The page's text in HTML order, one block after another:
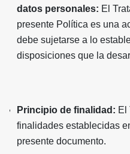
datos personales: El
presente Política es una
debe sujetarse a lo
disposiciones que la
Principio de finalidad: El
finalidades establecidas
presente documento.